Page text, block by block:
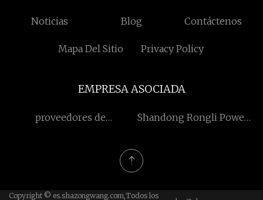
Noticias Blog Contáctenos
Mapa Del Sitio Privacy Policy
EMPRESA ASOCIADA
proveedores de
Shandong Rongli Power
Copyright © es.shazongwang.com,Todos los